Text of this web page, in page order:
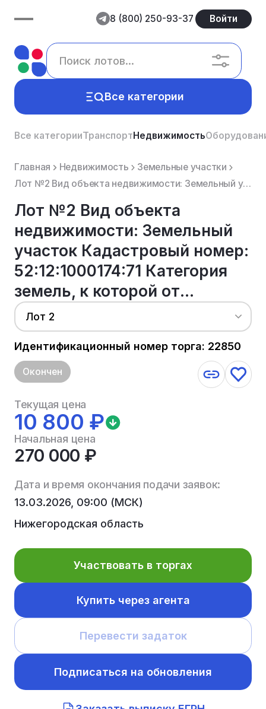
8 (800) 250-93-37 Войти
Все категории
Все категорииТранспортНедвижимость
Главная Недвижимость
Земельные участки
Лот №2 Вид объекта недвижимости: Земельный участок Кадастровый номер: 52:12:1000174:71 Категория ...
Лот №2 Вид объекта
недвижимости: Земельный
участок Кадастровый номер:
52:12:1000174:71 Категория
земель, к которой от...
Лот 2
Идентификационный номер торга: 22850
Окончен
Текущая цена
10 800 ₽
Начальная цена
270 000 ₽
Дата и время окончания подачи заявок:
13.03.2026, 09:00 (МСК)
Нижегородская область
Участвовать в торгах
Купить через агента
Перевести задаток
Подписаться на обновления